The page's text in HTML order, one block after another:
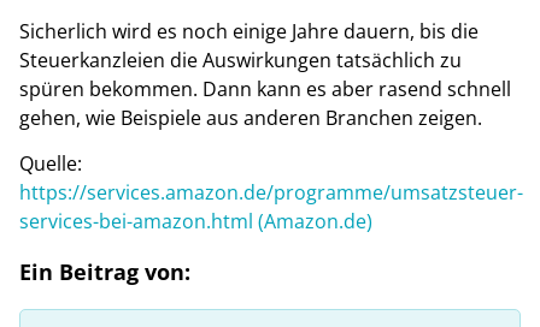
Sicherlich wird es noch einige Jahre dauern, bis die
Steuerkanzleien die Auswirkungen tatsächlich zu
spüren bekommen. Dann kann es aber rasend schnell
gehen, wie Beispiele aus anderen Branchen zeigen.
Quelle:
https://services.amazon.de/programme/umsatzsteuer-
services-bei-amazon.html (Amazon.de)
Ein Beitrag von: